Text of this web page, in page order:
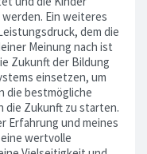
Ein weiteres
dem die
Meinung nach ist
Zukunft der Bildung
einsetzen, um
die bestmögliche
die Zukunft zu starten.
Erfahrung und meines
wertvolle